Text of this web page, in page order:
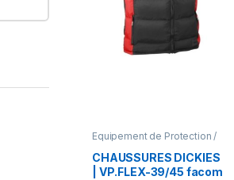
Equipement de Protection /
EPI
Vêtements de travail
CHAUSSURES DICKIES
| VP.FLEX-39/45 facom